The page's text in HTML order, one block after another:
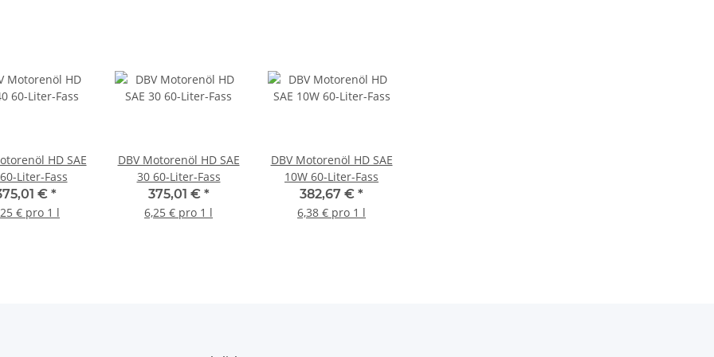
HD SAE
Liter-Fass
€ *
€ pro 1 l
DBV Motorenöl HD SAE
30 60-Liter-Fass
375,01 € *
6,25 € pro 1 l
DBV Motorenöl HD SAE
10W 60-Liter-Fass
382,67 € *
6,38 € pro 1 l